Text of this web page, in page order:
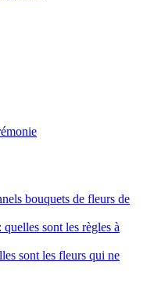
bouquets de fleurs de
sont les règles à
sont les fleurs qui ne